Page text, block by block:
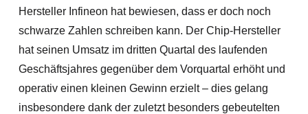
Hersteller Infineon hat bewiesen, dass er doch noch
schwarze Zahlen schreiben kann. Der Chip-Hersteller
hat seinen Umsatz im dritten Quartal des laufenden
Geschäftsjahres gegenüber dem Vorquartal erhöht und
operativ einen kleinen Gewinn erzielt – dies gelang
insbesondere dank der zuletzt besonders gebeutelten